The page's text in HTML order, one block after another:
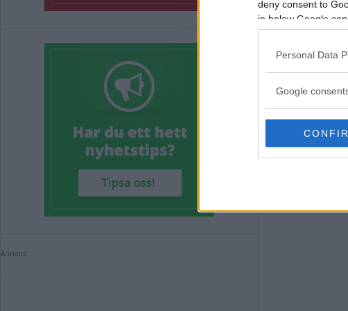
deny consent to
in below Google
Personal Data
Google
Annons: